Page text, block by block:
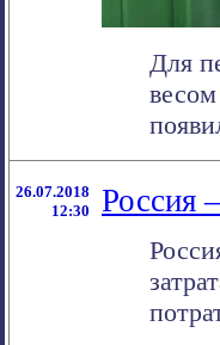
Для
26.07.2018
12:30
Россия